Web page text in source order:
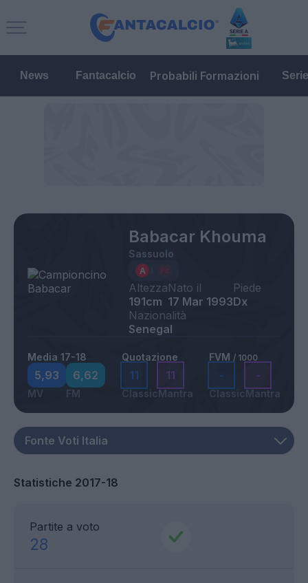
News Fantacalcio Probabili Formazioni
Babacar Khouma
Sassuolo
Altezza
191cm
Nato il
17 Mar 1993
Piede
Dx
Nazionalità
Senegal
Media 17-18
5,93
MV
6,62
FM
Quotazione
11
Classic
11
Mantra
FVM / 1000
-
Classic
-
Mantra
Statistiche 2017-18
Partite a voto
28